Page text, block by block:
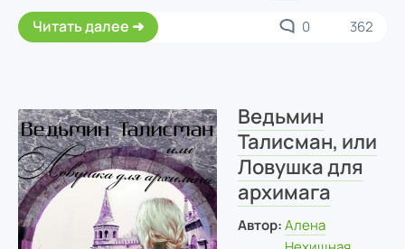
Читать далее 0 362
Ведьмин
Талисман, или
Ловушка для
архимага
Автор: Алена